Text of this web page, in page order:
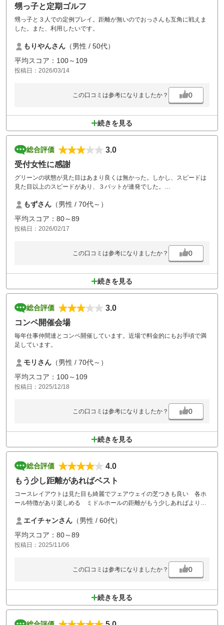
甥っ子と定期ゴルフ
甥っ子と３人での定例プレイ。距離が無いのでおっさんも互角に戦えま
した。また、利用したいです。
もりやんさん （男性 / 50代）
平均スコア：100～109
投稿日：2026/03/14
この口コミは参考になりましたか？ 0
続きを見る
総合評価
3.0
受付女性に感謝
グリーンの状態が見た目はあまり良くは無かった。しかし、スピードは
見た目以上のスピードがあり、３パットが連発でした。
た。人の対応というのは、改めて大事だと思います。
もずさん （男性 / 70代～）
平均スコア：80～89
投稿日：2026/02/17
この口コミは参考になりましたか？ 0
続きを見る
総合評価
3.0
コンペ開催会場
毎年仕事仲間達とコンペ開催しています。近場で料金的にもお手頃で満
足しています。
モリさん （男性 / 70代～）
平均スコア：100～109
投稿日：2025/12/18
この口コミは参考になりましたか？ 0
続きを見る
総合評価
4.0
もう少し距離があればベスト
コースレイアウトは見た目も綺麗でフェアウェイの芝つきも良い 各ホ
ール特徴があり楽しめる ミドルホールの距離がもう少しあればよりス
ところ 価格設定がもう少し安くなれば訪問回数が増えると感じますが
スタッフが多いので仕方ないかな！ ラウンドしたメンバーは満足して
います
エイチャンさん （男性 / 60代）
平均スコア：80～89
投稿日：2025/11/06
この口コミは参考になりましたか？ 0
続きを見る